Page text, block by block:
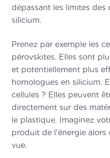
dépassant les limites des
silicium.
Prenez par exemple les
pérovskites. Elles sont
et potentiellement plus
homologues en silicium.
cellules ? Elles peuvent
directement sur des
le plastique. Imaginez
produit de l'énergie alors
vue.